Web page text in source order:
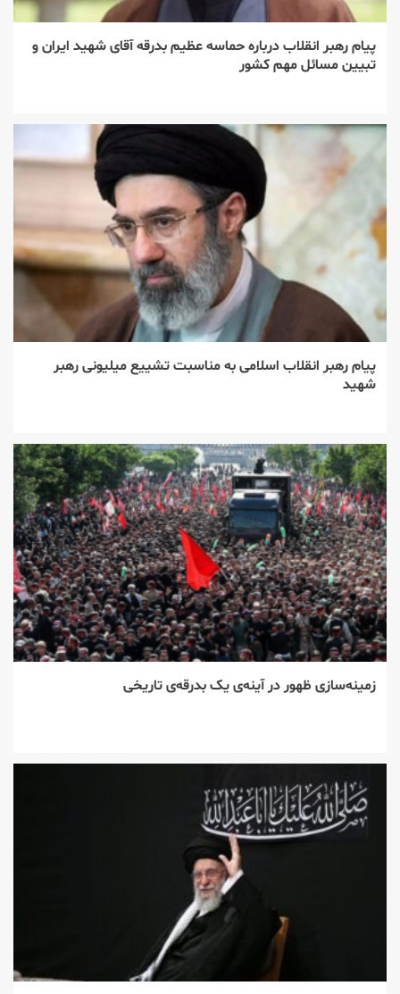
پیام رهبر انقلاب درباره حماسه عظیم بدرقه آقای شهید ایران و
تبیین مسائل مهم کشور
پیام رهبر انقلاب اسلامی به مناسبت تشییع میلیونی رهبر
شهید
زمینه‌سازی ظهور در آینه‌ی یک بدرقه‌ی تاریخی